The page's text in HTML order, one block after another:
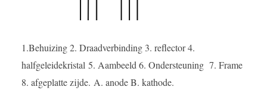
1.Behuizing 2. Draadverbinding 3. reflector 4.
halfgeleidekristal 5. Aambeeld 6. Ondersteuning 7. Frame
8. afgeplatte zijde. A. anode B. kathode.